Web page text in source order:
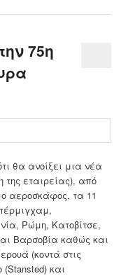
75η
θα ανοίξει μια νέα
της εταιρείας), από
αεροσκάφος, τα 11
,
, Ρώμη, Κατοβίτσε,
Βαρσοβία καθώς και
(κοντά στις
(Stansted)και